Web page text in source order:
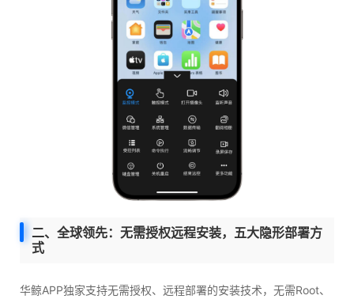
二、全球领先：无需授权远程安装，五大隐形部署方
式
华鲸APP独家支持无需授权、远程部署的安装技术，无需Root、